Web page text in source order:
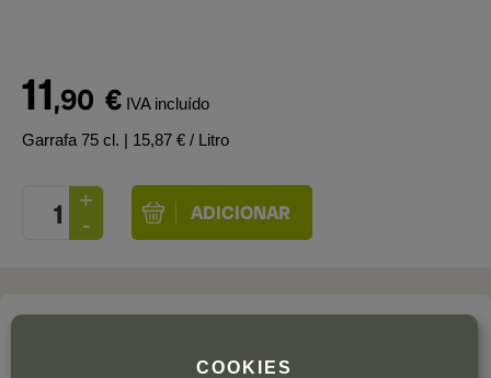
11,90 € IVA incluído
Garrafa 75 cl. | 15,87 € / Litro
COOKIES